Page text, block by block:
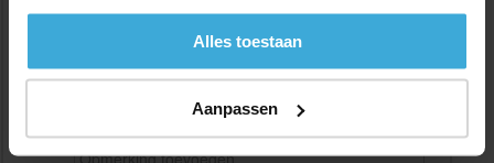
Alles toestaan
Aanpassen
Alle bedragen zijn excl. 21% BTW